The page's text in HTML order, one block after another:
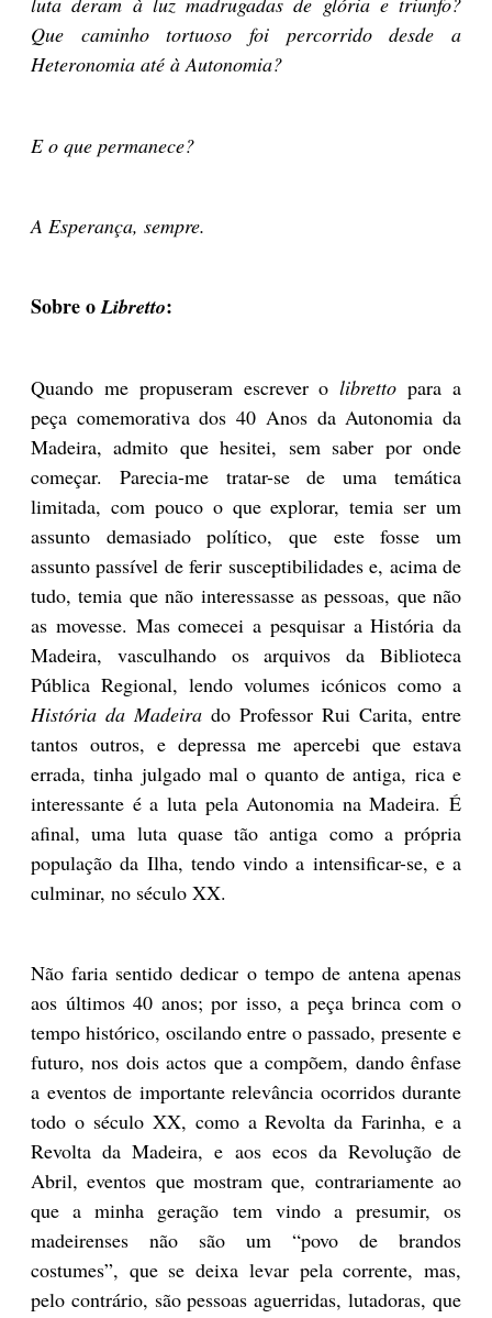
Que caminho tortuoso foi percorrido desde a
Heteronomia até à Autonomia?
E o que permanece?
A Esperança, sempre.
Sobre oLibretto:
Quando me propuseram escrever olibretto para a
peça comemorativa dos 40 Anos da Autonomia da
Madeira, admito que hesitei, sem saber por onde
começar. Parecia-me tratar-se de uma temática
limitada, com pouco o que explorar, temia ser um
assunto demasiado político, que este fosse um
assunto passível de ferir susceptibilidades e, acima de
tudo, temia que não interessasse as pessoas, que não
as movesse. Mas comecei a pesquisar a História da
Madeira, vasculhando os arquivos da Biblioteca
Pública Regional, lendo volumes icónicos como a
História da Madeira do Professor Rui Carita, entre
tantos outros, e depressa me apercebi que estava
errada, tinha julgado mal o quanto de antiga, rica e
interessante é a luta pela Autonomia na Madeira. É
afinal, uma luta quase tão antiga como a própria
população da Ilha, tendo vindo a intensificar-se, e a
culminar, no século XX.
Não faria sentido dedicar o tempo de antena apenas
aos últimos 40 anos; por isso, a peça brinca com o
tempo histórico, oscilando entre o passado, presente e
futuro, nos dois actos que a compõem, dando ênfase
a eventos de importante relevância ocorridos durante
todo o século XX, como a Revolta da Farinha, e a
Revolta da Madeira, e aos ecos da Revolução de
Abril, eventos que mostram que, contrariamente ao
que a minha geração tem vindo a presumir, os
madeirenses não são um “povo de brandos
costumes”, que se deixa levar pela corrente, mas,
pelo contrário, são pessoas aguerridas, lutadoras, que